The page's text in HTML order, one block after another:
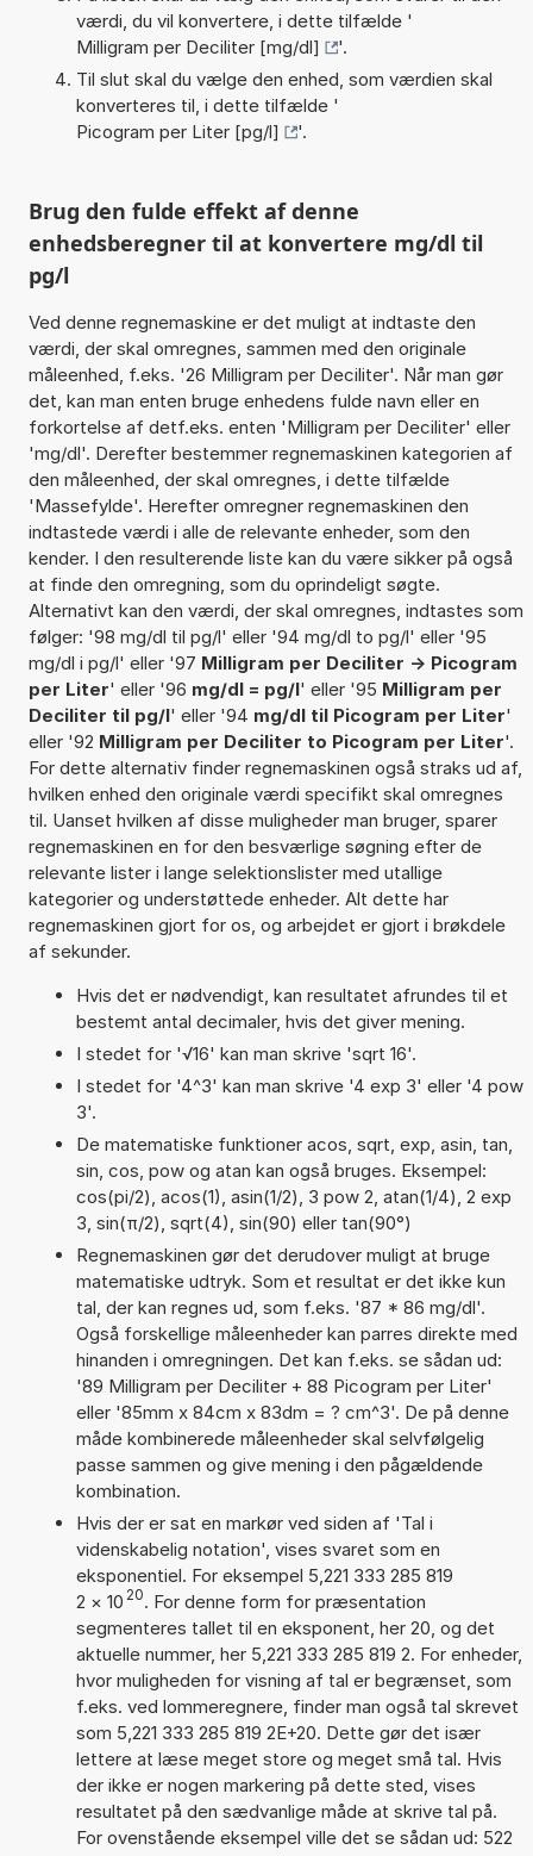
værdi, du vil konvertere, i dette tilfælde '
Milligram per Deciliter [mg/dl]
'.
Til slut skal du vælge den enhed, som værdien skal
konverteres til, i dette tilfælde '
Picogram per Liter [pg/l]
'.
Brug den fulde effekt af denne
enhedsberegner til at konvertere mg/dl til
pg/l
Ved denne regnemaskine er det muligt at indtaste den
værdi, der skal omregnes, sammen med den originale
måleenhed, f.eks. '26 Milligram per Deciliter'. Når man gør
det, kan man enten bruge enhedens fulde navn eller en
forkortelse af detf.eks. enten 'Milligram per Deciliter' eller
'mg/dl'. Derefter bestemmer regnemaskinen kategorien af
den måleenhed, der skal omregnes, i dette tilfælde
'Massefylde'. Herefter omregner regnemaskinen den
indtastede værdi i alle de relevante enheder, som den
kender. I den resulterende liste kan du være sikker på også
at finde den omregning, som du oprindeligt søgte.
Alternativt kan den værdi, der skal omregnes, indtastes som
følger: '98 mg/dl til pg/l' eller '94 mg/dl to pg/l' eller '95
mg/dl i pg/l' eller '97 Milligram per Deciliter -> Picogram
per Liter' eller '96 mg/dl = pg/l' eller '95 Milligram per
Deciliter til pg/l' eller '94 mg/dl til Picogram per Liter'
eller '92 Milligram per Deciliter to Picogram per Liter'.
For dette alternativ finder regnemaskinen også straks ud af,
hvilken enhed den originale værdi specifikt skal omregnes
til. Uanset hvilken af disse muligheder man bruger, sparer
regnemaskinen en for den besværlige søgning efter de
relevante lister i lange selektionslister med utallige
kategorier og understøttede enheder. Alt dette har
regnemaskinen gjort for os, og arbejdet er gjort i brøkdele
af sekunder.
Hvis det er nødvendigt, kan resultatet afrundes til et
bestemt antal decimaler, hvis det giver mening.
I stedet for '√16' kan man skrive 'sqrt 16'.
I stedet for '4^3' kan man skrive '4 exp 3' eller '4 pow
3'.
De matematiske funktioner acos, sqrt, exp, asin, tan,
sin, cos, pow og atan kan også bruges. Eksempel:
cos(pi/2), acos(1), asin(1/2), 3 pow 2, atan(1/4), 2 exp
3, sin(π/2), sqrt(4), sin(90) eller tan(90°)
Regnemaskinen gør det derudover muligt at bruge
matematiske udtryk. Som et resultat er det ikke kun
tal, der kan regnes ud, som f.eks. '87 * 86 mg/dl'.
Også forskellige måleenheder kan parres direkte med
hinanden i omregningen. Det kan f.eks. se sådan ud:
'89 Milligram per Deciliter + 88 Picogram per Liter'
eller '85mm x 84cm x 83dm = ? cm^3'. De på denne
måde kombinerede måleenheder skal selvfølgelig
passe sammen og give mening i den pågældende
kombination.
Hvis der er sat en markør ved siden af 'Tal i
videnskabelig notation', vises svaret som en
eksponentiel. For eksempel 5,221 333 285 819
2 × 10 20. For denne form for præsentation
segmenteres tallet til en eksponent, her 20, og det
aktuelle nummer, her 5,221 333 285 819 2. For enheder,
hvor muligheden for visning af tal er begrænset, som
f.eks. ved lommeregnere, finder man også tal skrevet
som 5,221 333 285 819 2E+20. Dette gør det især
lettere at læse meget store og meget små tal. Hvis
der ikke er nogen markering på dette sted, vises
resultatet på den sædvanlige måde at skrive tal på.
For ovenstående eksempel ville det se sådan ud: 522